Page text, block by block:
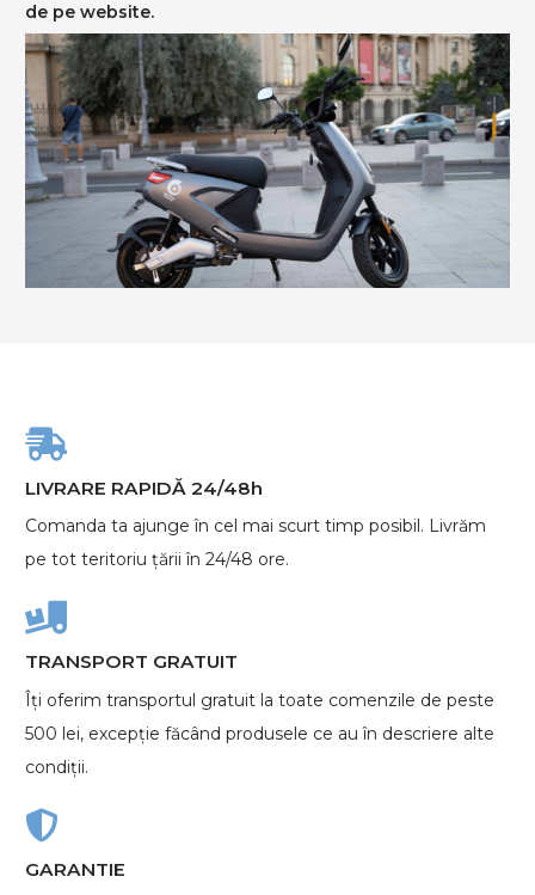
de pe website.
LIVRARE RAPIDĂ 24/48h
Comanda ta ajunge în cel mai scurt timp posibil. Livrăm
pe tot teritoriu țării în 24/48 ore.
TRANSPORT GRATUIT
Îți oferim transportul gratuit la toate comenzile de peste
500 lei, excepție făcând produsele ce au în descriere alte
condiții.
GARANTIE